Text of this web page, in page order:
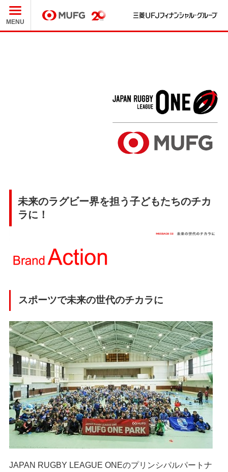
MUFG
MENU
未来のラグビー界を担う子どもたちのチカ
ラに！
スポーツで未来の世代のチカラに
JAPAN RUGBY LEAGUE ONEのプリンシパルパートナ